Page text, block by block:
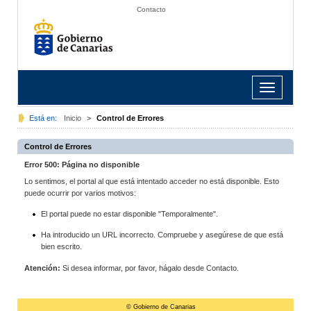
Contacto
Toggle
navigation
Está en: Inicio > Control de Errores
Control de Errores
Error 500: Página no disponible
Lo sentimos, el portal al que está intentado acceder no está disponible. Esto
puede ocurrir por varios motivos:
El portal puede no estar disponible "Temporalmente".
Ha introducido un URL incorrecto. Compruebe y asegúrese de que está
bien escrito.
Atención: Si desea informar, por favor, hágalo desde Contacto.
© Gobierno de Canarias